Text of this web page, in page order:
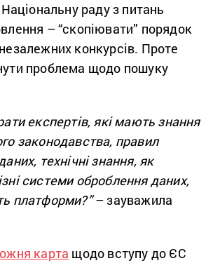
раду з питань
– “скопіювати” порядок
конкурсів. Проте
проблема щодо пошуку
експертів, які мають знання
законодавства, правил
технічні знання, як
системи оброблення даних,
платформи?”– зауважила
карта щодо вступу до ЄС